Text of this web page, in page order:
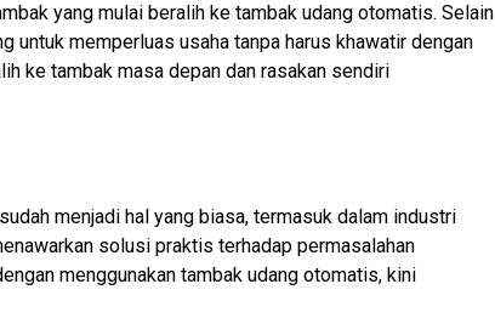
yang mulai beralih ke tambak udang otomatis. Selain
memperluas usaha tanpa harus khawatir dengan
ke tambak masa depan dan rasakan sendiri
menjadi hal yang biasa, termasuk dalam industri
solusi praktis terhadap permasalahan
menggunakan tambak udang otomatis, kini